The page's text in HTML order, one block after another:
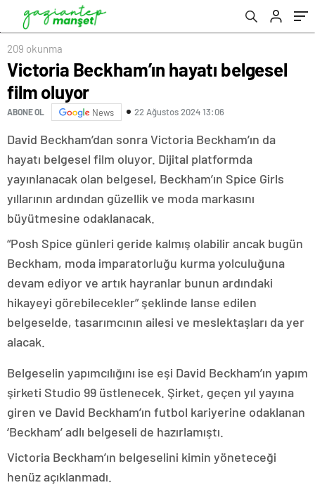
209 okunma
Victoria Beckham’ın hayatı belgesel
film oluyor
ABONE OL News 22 Ağustos 2024 13:06
David Beckham’dan sonra Victoria Beckham’ın da
hayatı belgesel film oluyor. Dijital platformda
yayınlanacak olan belgesel, Beckham’ın Spice Girls
yıllarının ardından güzellik ve moda markasını
büyütmesine odaklanacak.
“Posh Spice günleri geride kalmış olabilir ancak bugün
Beckham, moda imparatorluğu kurma yolculuğuna
devam ediyor ve artık hayranlar bunun ardındaki
hikayeyi görebilecekler” şeklinde lanse edilen
belgeselde, tasarımcının ailesi ve meslektaşları da yer
alacak.
Belgeselin yapımcılığını ise eşi David Beckham’ın yapım
şirketi Studio 99 üstlenecek. Şirket, geçen yıl yayına
giren ve David Beckham’ın futbol kariyerine odaklanan
‘Beckham’ adlı belgeseli de hazırlamıştı.
Victoria Beckham’ın belgeselini kimin yöneteceği
henüz açıklanmadı.